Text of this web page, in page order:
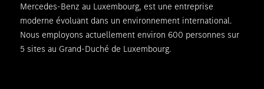
Mercedes-Benz au Luxembourg, est une entreprise
moderne évoluant dans un environnement international.
Nous employons actuellement environ 600 personnes sur
5 sites au Grand-Duché de Luxembourg.